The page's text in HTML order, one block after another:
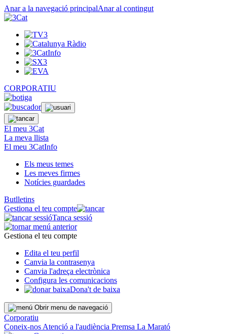
Anar a la navegació principalAnar al contingut
CORPORATIU
El meu 3Cat
La meva llista
El meu 3CatInfo
Els meus temes
Les meves firmes
Notícies guardades
Butlletins
Gestiona el teu compte
Tanca sessió
Gestiona el teu compte
Edita el teu perfil
Canvia la contrasenya
Canvia l'adreça electrònica
Configura les comunicacions
Dona't de baixa
Obrir menu de navegació
Corporatiu
Coneix-nos Atenció a l'audiència Premsa La Marató